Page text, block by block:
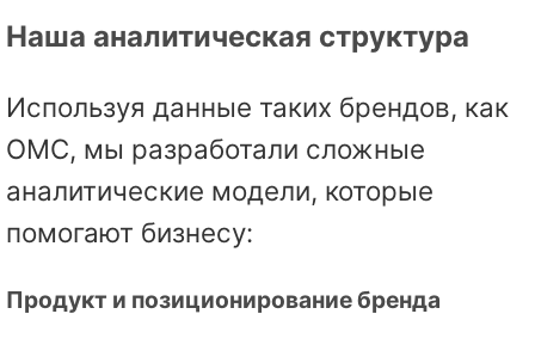
Наша аналитическая структура
Используя данные таких брендов, как
OMC, мы разработали сложные
аналитические модели, которые
помогают бизнесу:
Продукт и позиционирование бренда